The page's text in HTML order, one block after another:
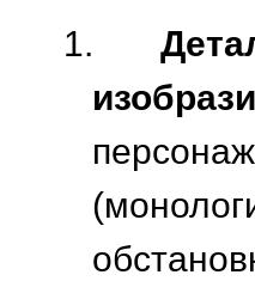
1.